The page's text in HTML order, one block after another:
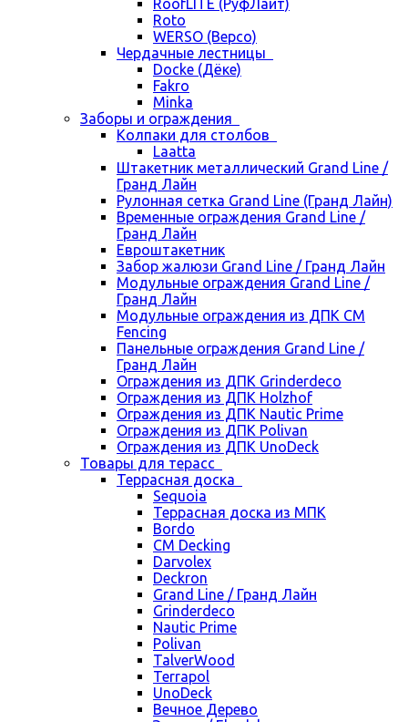
RoofLITE (РуфЛайт)
Roto
WERSO (Версо)
Чердачные лестницы
Docke (Дёке)
Fakro
Minka
Заборы и ограждения
Колпаки для столбов
Laatta
Штакетник металлический Grand Line /
Гранд Лайн
Рулонная сетка Grand Line (Гранд Лайн)
Временные ограждения Grand Line /
Гранд Лайн
Евроштакетник
Забор жалюзи Grand Line / Гранд Лайн
Модульные ограждения Grand Line /
Гранд Лайн
Модульные ограждения из ДПК CM
Fencing
Панельные ограждения Grand Line /
Гранд Лайн
Ограждения из ДПК Grinderdeco
Ограждения из ДПК Holzhof
Ограждения из ДПК Nautic Prime
Ограждения из ДПК Polivan
Ограждения из ДПК UnoDeck
Товары для терасс
Террасная доска
Sequoia
Террасная доска из МПК
Bordo
CM Decking
Darvolex
Deckron
Grand Line / Гранд Лайн
Grinderdeco
Nautic Prime
Polivan
TalverWood
Terrapol
UnoDeck
Вечное Дерево